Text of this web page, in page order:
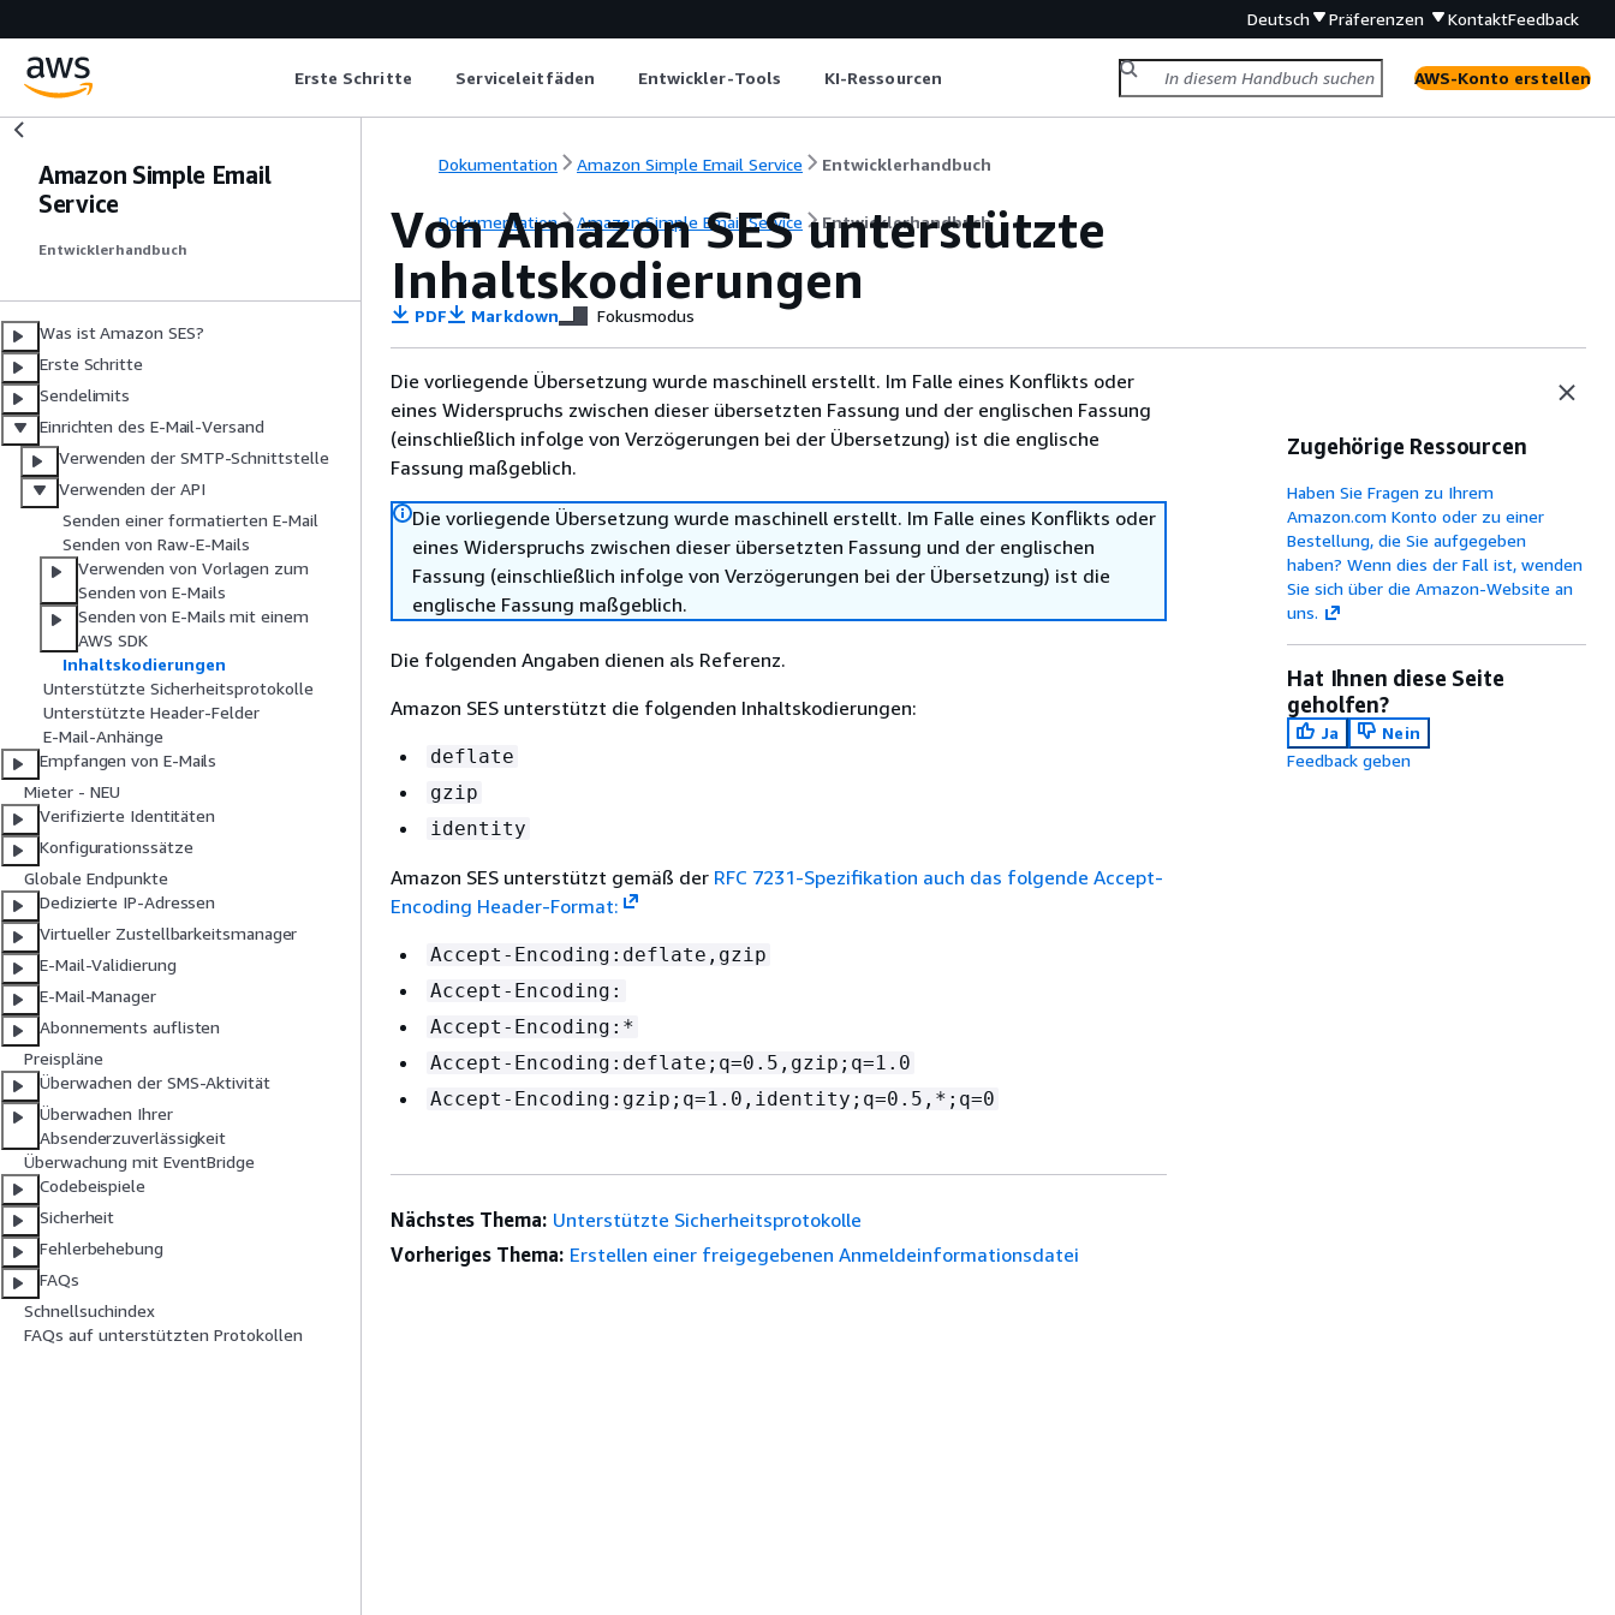
Deutsch Präferenzen KontaktFeedback
Erste Schritte Serviceleitfäden Entwickler-Tools KI-Ressourcen AWS-Konto erstellen
Amazon Simple Email
Service
Entwicklerhandbuch
Was ist Amazon SES?
Erste Schritte
Sendelimits
Einrichten des E-Mail-Versand
Verwenden der SMTP-Schnittstelle
Verwenden der API
Senden einer formatierten E-Mail
Senden von Raw-E-Mails
Verwenden von Vorlagen zum
Senden von E-Mails
Senden von E-Mails mit einem
AWS SDK
Inhaltskodierungen
Unterstützte Sicherheitsprotokolle
Unterstützte Header-Felder
E-Mail-Anhänge
Empfangen von E-Mails
Mieter - NEU
Verifizierte Identitäten
Konfigurationssätze
Globale Endpunkte
Dedizierte IP-Adressen
Virtueller Zustellbarkeitsmanager
E-Mail-Validierung
E-Mail-Manager
Abonnements auflisten
Preispläne
Überwachen der SMS-Aktivität
Überwachen Ihrer
Absenderzuverlässigkeit
Überwachung mit EventBridge
Codebeispiele
Sicherheit
Fehlerbehebung
FAQs
Schnellsuchindex
FAQs auf unterstützten Protokollen
Dokumentation Amazon Simple Email Service Entwicklerhandbuch
Dokumentation Amazon Simple Email Service Entwicklerhandbuch
Von Amazon SES unterstützte
Inhaltskodierungen
PDF Markdown Fokusmodus
Die vorliegende Übersetzung wurde maschinell erstellt. Im Falle eines Konflikts oder
eines Widerspruchs zwischen dieser übersetzten Fassung und der englischen Fassung
(einschließlich infolge von Verzögerungen bei der Übersetzung) ist die englische
Fassung maßgeblich.
Die vorliegende Übersetzung wurde maschinell erstellt. Im Falle eines Konflikts oder
eines Widerspruchs zwischen dieser übersetzten Fassung und der englischen
Fassung (einschließlich infolge von Verzögerungen bei der Übersetzung) ist die
englische Fassung maßgeblich.
Die folgenden Angaben dienen als Referenz.
Amazon SES unterstützt die folgenden Inhaltskodierungen:
deflate
gzip
identity
Amazon SES unterstützt gemäß der RFC 7231-Spezifikation auch das folgende Accept-
Encoding Header-Format:
Accept-Encoding:deflate,gzip
Accept-Encoding:
Accept-Encoding:*
Accept-Encoding:deflate;q=0.5,gzip;q=1.0
Accept-Encoding:gzip;q=1.0,identity;q=0.5,*;q=0
Zugehörige Ressourcen
Haben Sie Fragen zu Ihrem
Amazon.com Konto oder zu einer
Bestellung, die Sie aufgegeben
haben? Wenn dies der Fall ist, wenden
Sie sich über die Amazon-Website an
uns.
Hat Ihnen diese Seite
geholfen?
Ja
Nein
Feedback geben
Nächstes Thema: Unterstützte Sicherheitsprotokolle
Vorheriges Thema: Erstellen einer freigegebenen Anmeldeinformationsdatei